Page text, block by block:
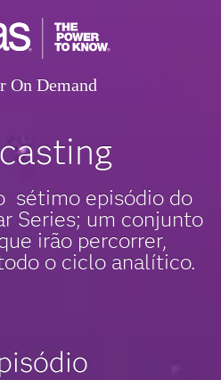
On Demand
sétimo episódio do
Series; um conjunto
irão percorrer,
o ciclo analítico.